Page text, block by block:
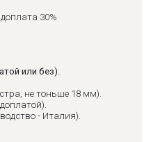
30%
или без).
не тоньше 18 мм).
- Италия).